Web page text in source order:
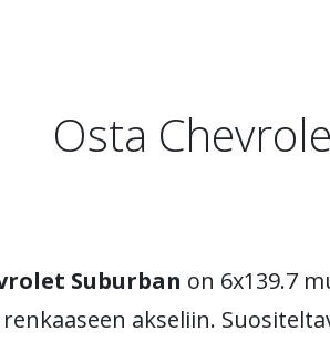
Osta
Suburban on 6x139.7
akseliin.